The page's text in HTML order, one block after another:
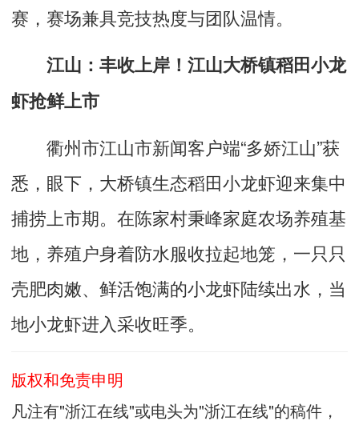
赛，赛场兼具竞技热度与团队温情。
江山：丰收上岸！江山大桥镇稻田小龙
虾抢鲜上市
衢州市江山市新闻客户端“多娇江山”获
悉，眼下，大桥镇生态稻田小龙虾迎来集中
捕捞上市期。在陈家村秉峰家庭农场养殖基
地，养殖户身着防水服收拉起地笼，一只只
壳肥肉嫩、鲜活饱满的小龙虾陆续出水，当
地小龙虾进入采收旺季。
版权和免责申明
凡注有"浙江在线"或电头为"浙江在线"的稿件，